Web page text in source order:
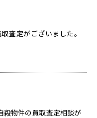
査定がございました。
殺物件の買取査定相談が